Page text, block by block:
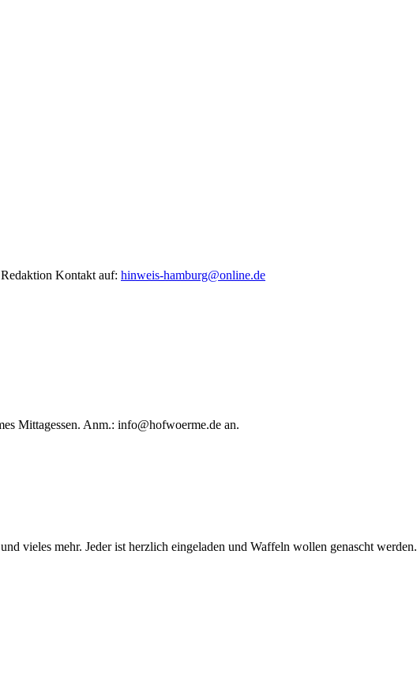
Kontakt auf: hinweis-hamburg@online.de
Mittagessen. Anm.: info@hofwoerme.de an.
vieles mehr. Jeder ist herzlich eingeladen und Waffeln wollen genascht werden.